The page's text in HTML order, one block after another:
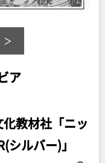
ア
化教材社「ニッ
シルバー)」